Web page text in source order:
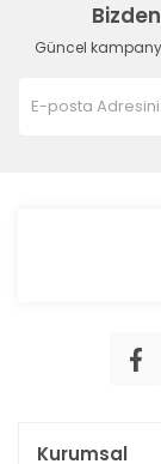
Güncel
Kurumsal